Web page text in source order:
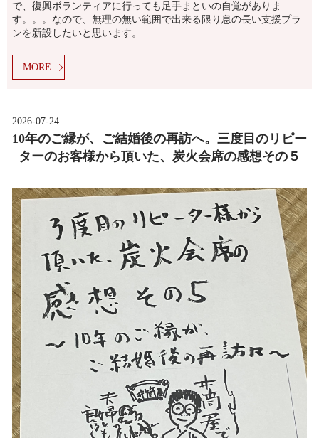
で、復興ボランティアに行っても足手まといの自覚がありま
す。。。なので、無理の無い範囲で出来る限り息の長い支援プラ
ンを新設したいと思います。
MORE
2026-07-24
10年のご縁が、ご結婚後の再訪へ。三度目のリピー
ターのお客様から頂いた、炭火会席の感想その５